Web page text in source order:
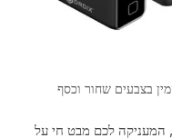
המעניקה לכם מבט חי על